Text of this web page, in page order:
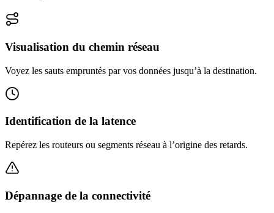
Visualisation du chemin réseau
Voyez les sauts empruntés par vos données jusqu’à la destination.
Identification de la latence
Repérez les routeurs ou segments réseau à l’origine des retards.
Dépannage de la connectivité